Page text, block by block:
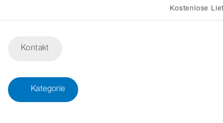
Kostenlose
Kontakt
Kategorie